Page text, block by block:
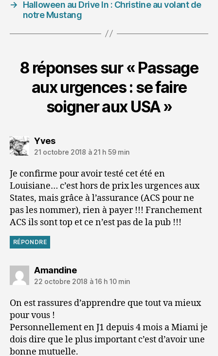
→
Halloween au Drive In : Christine au volant de
notre Mustang
8 réponses sur « Passage
aux urgences : se faire
soigner aux USA »
Yvesdit :
21 octobre 2018 à 21 h 59 min
Je confirme pour avoir testé cet été en
Louisiane… c’est hors de prix les urgences aux
States, mais grâce à l’assurance (ACS pour ne
pas les nommer), rien à payer !!! Franchement
ACS ils sont top et ce n’est pas de la pub !!!
RÉPONDRE
Amandinedit :
22 octobre 2018 à 16 h 10 min
On est rassures d’apprendre que tout va mieux
pour vous !
Personnellement en J1 depuis 4 mois a Miami je
dois dire que le plus important c’est d’avoir une
bonne mutuelle.